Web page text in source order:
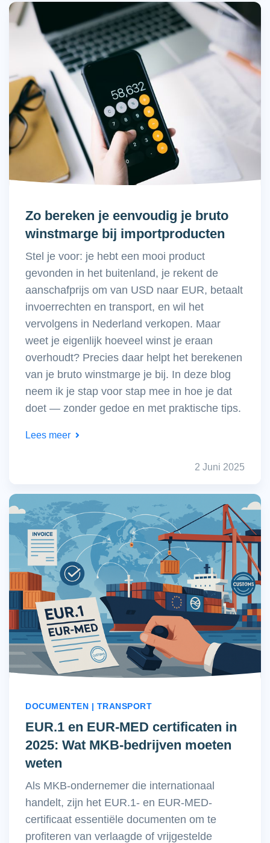
Zo bereken je eenvoudig je bruto
winstmarge bij importproducten
Stel je voor: je hebt een mooi product
gevonden in het buitenland, je rekent de
aanschafprijs om van USD naar EUR, betaalt
invoerrechten en transport, en wil het
vervolgens in Nederland verkopen. Maar
weet je eigenlijk hoeveel winst je eraan
overhoudt? Precies daar helpt het berekenen
van je bruto winstmarge je bij. In deze blog
neem ik je stap voor stap mee in hoe je dat
doet — zonder gedoe en met praktische tips.
Lees meer
2 Juni 2025
DOCUMENTEN | TRANSPORT
EUR.1 en EUR-MED certificaten in
2025: Wat MKB-bedrijven moeten
weten
Als MKB-ondernemer die internationaal
handelt, zijn het EUR.1- en EUR-MED-
certificaat essentiële documenten om te
profiteren van verlaagde of vrijgestelde